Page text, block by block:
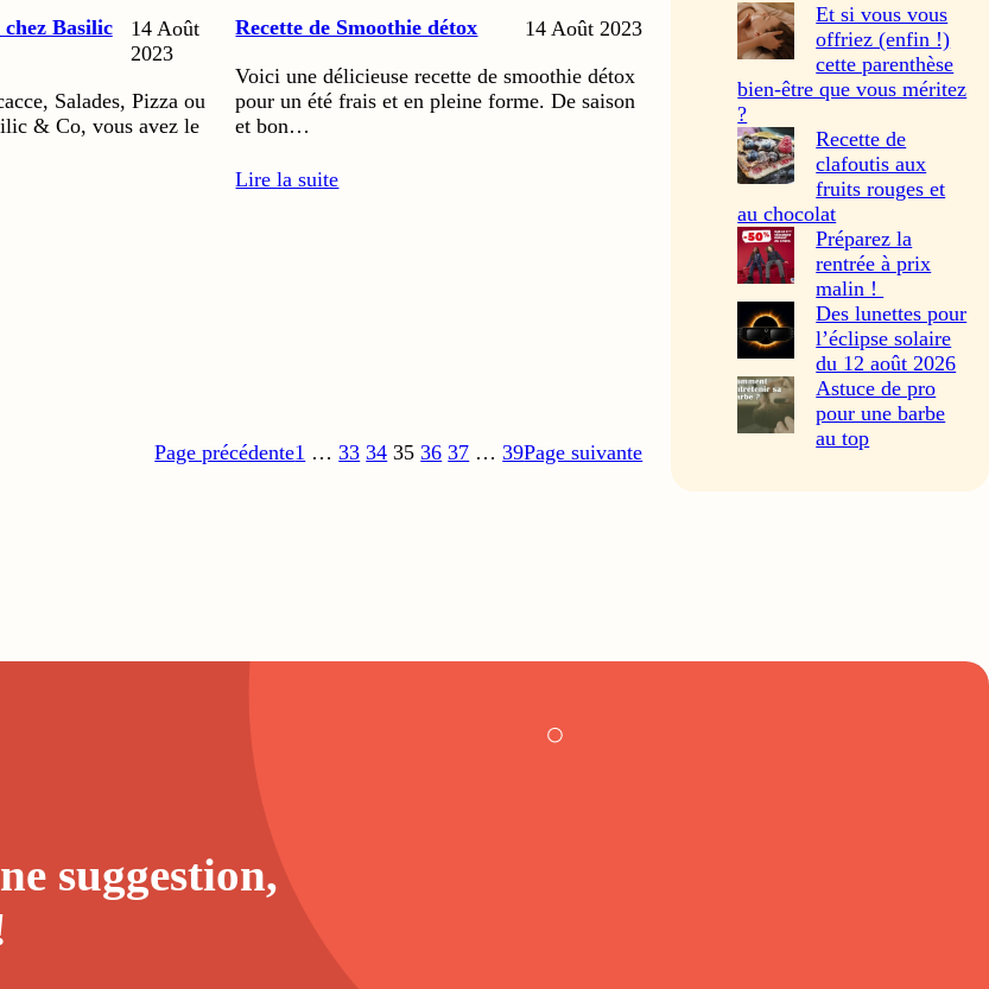
Basilic
14 Août
2023
Salades, Pizza ou
& Co, vous avez le
Recette de Smoothie détox
14 Août 2023
Voici une délicieuse recette de smoothie détox
pour un été frais et en pleine forme. De saison
et bon…
Lire la suite
Page précédente1 … 33 34 35 36 37 … 39Page suivante
Et si vous vous
offriez (enfin !)
cette parenthèse
bien-être que vous méritez
?
Recette de
clafoutis aux
fruits rouges et
au chocolat
Préparez la
rentrée à prix
malin !
Des lunettes pour
l’éclipse solaire
du 12 août 2026
Astuce de pro
pour une barbe
au top
suggestion,